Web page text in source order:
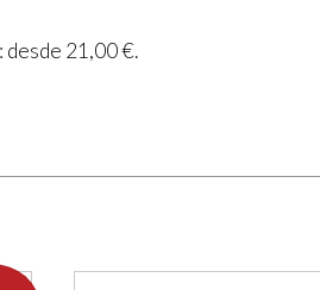
desde 21,00 €.